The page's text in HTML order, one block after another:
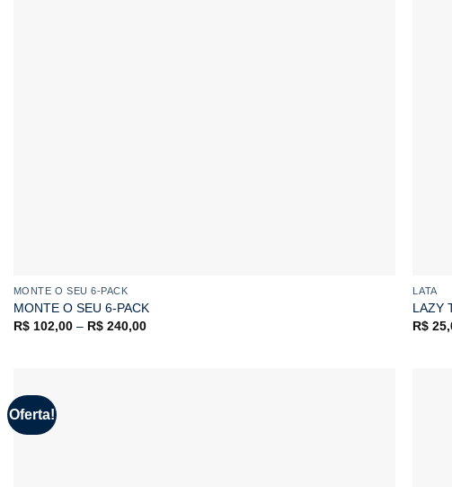
MONTE O SEU 6-PACK
MONTE O SEU 6-PACK
R$102,00– R$240,00
LATA
LAZY
R$
Oferta!